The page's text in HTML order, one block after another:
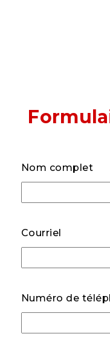
Nom complet
Courriel
Numéro de